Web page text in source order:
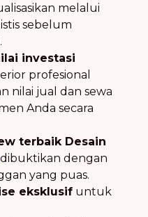
melalui
sebelum
investasi
profesional
nilai jual dan sewa
Anda secara
terbaik Desain
dibuktikan dengan
yang puas.
eksklusif untuk